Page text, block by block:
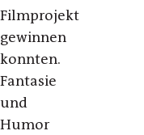
Filmprojekt
gewinnen
konnten.
Fantasie
und
Humor